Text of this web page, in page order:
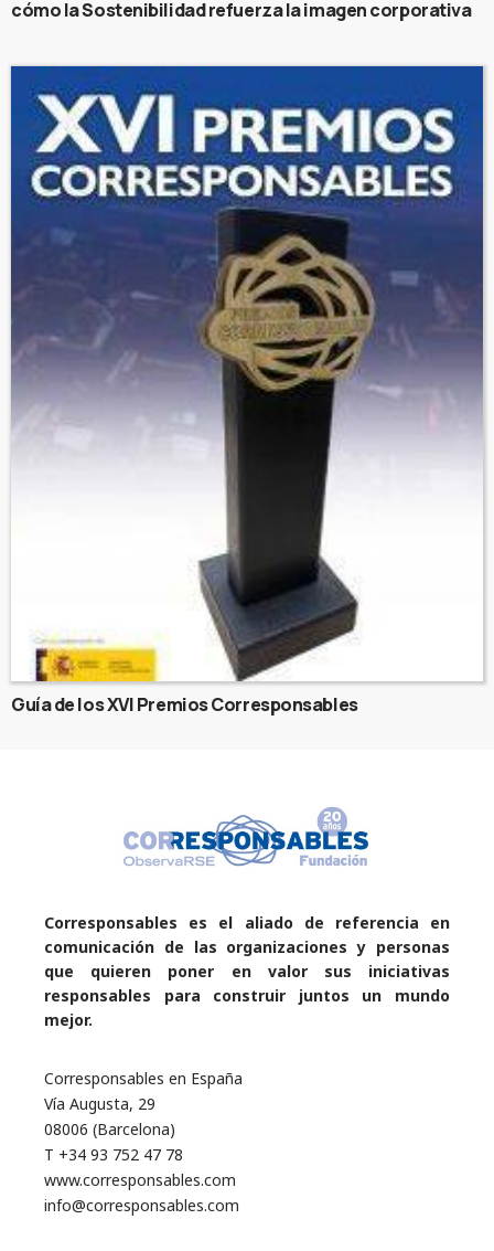
cómo la Sostenibilidad refuerza la imagen corporativa
Guía de los XVI Premios Corresponsables
Corresponsables es el aliado de referencia en
comunicación de las organizaciones y personas
que quieren poner en valor sus iniciativas
responsables para construir juntos un mundo
mejor.
Corresponsables en España
Vía Augusta, 29
08006 (Barcelona)
T +34 93 752 47 78
www.corresponsables.com
info@corresponsables.com